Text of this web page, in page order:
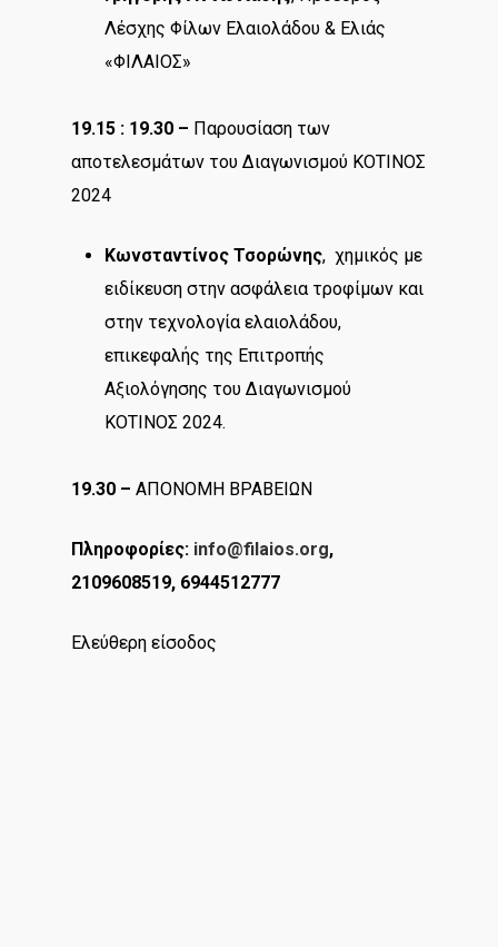
Λέσχης Φίλων Ελαιολάδου & Ελιάς
«ΦΙΛΑΙΟΣ»
19.15 : 19.30 – Παρουσίαση των
αποτελεσμάτων του Διαγωνισμού ΚΟΤΙΝΟΣ
2024
Κωνσταντίνος Τσορώνης, χημικός με
ειδίκευση στην ασφάλεια τροφίμων και
στην τεχνολογία ελαιολάδου,
επικεφαλής της Επιτροπής
Αξιολόγησης του Διαγωνισμού
ΚΟΤΙΝΟΣ 2024.
19.30 – ΑΠΟΝΟΜΗ ΒΡΑΒΕΙΩΝ
Πληροφορίες: info@filaios.org,
2109608519, 6944512777
Ελεύθερη είσοδος